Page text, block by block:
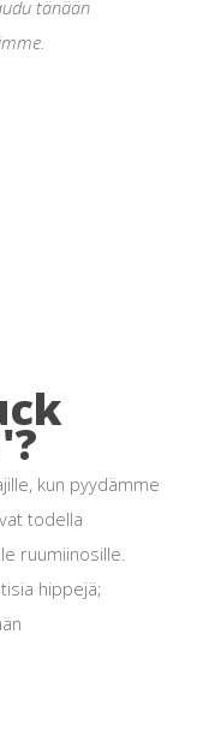
tänään
kun pyydämme
todella
ruumiinosille.
hippejä;